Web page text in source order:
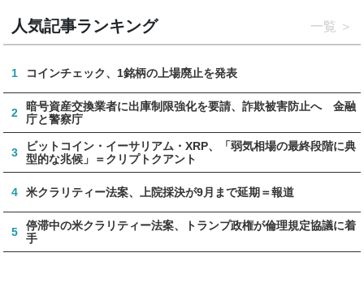
人気記事ランキング 一覧
1 コインチェック、1銘柄の上場廃止を発表
2
暗号資産交換業者に出庫制限強化を要請、詐欺被害防止へ 金融
庁と警察庁
3
ビットコイン・イーサリアム・XRP、「弱気相場の最終段階に典
型的な兆候」＝クリプトクアント
4 米クラリティー法案、上院採決が9月まで延期＝報道
5
停滞中の米クラリティー法案、トランプ政権が倫理規定協議に着
手